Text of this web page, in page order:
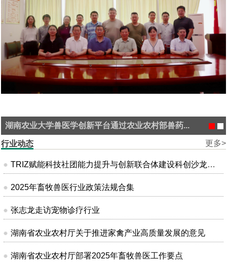
湖南农业大学兽医学创新平台通过农业农村部兽药...
更多>
行业动态
TRIZ赋能科技社团能力提升与创新联合体建设科创沙龙在昆明成功举办
2025年畜牧兽医行业政策法规合集
张志龙走访宠物诊疗行业
湖南省农业农村厅关于推进家禽产业高质量发展的意见
湖南省农业农村厅部署2025年畜牧兽医工作要点